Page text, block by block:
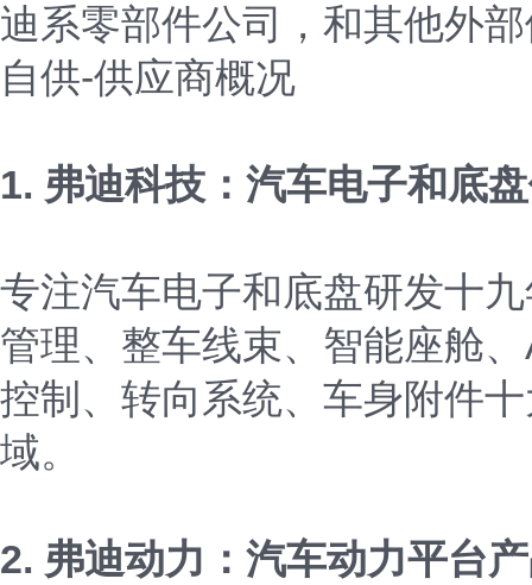
迪系零部件公司，和其他外
自供-供应商概况
1. 弗迪科技：汽车电子和底
专注汽车电子和底盘研发十
管理、整车线束、智能座舱
控制、转向系统、车身附件
域。
2. 弗迪动力：汽车动力平台